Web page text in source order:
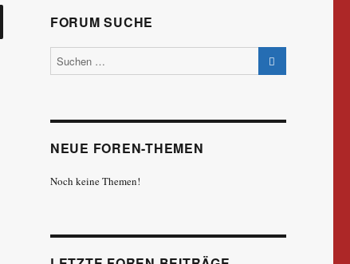
SUCHEN
FORUM SUCHE
NEUE FOREN-THEMEN
Noch keine Themen!